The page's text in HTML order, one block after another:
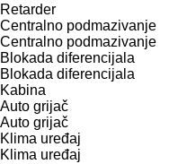
Retarder
Centralno podmazivanje
Centralno podmazivanje
Blokada diferencijala
Blokada diferencijala
Kabina
Auto grijač
Auto grijač
Klima uređaj
Klima uređaj